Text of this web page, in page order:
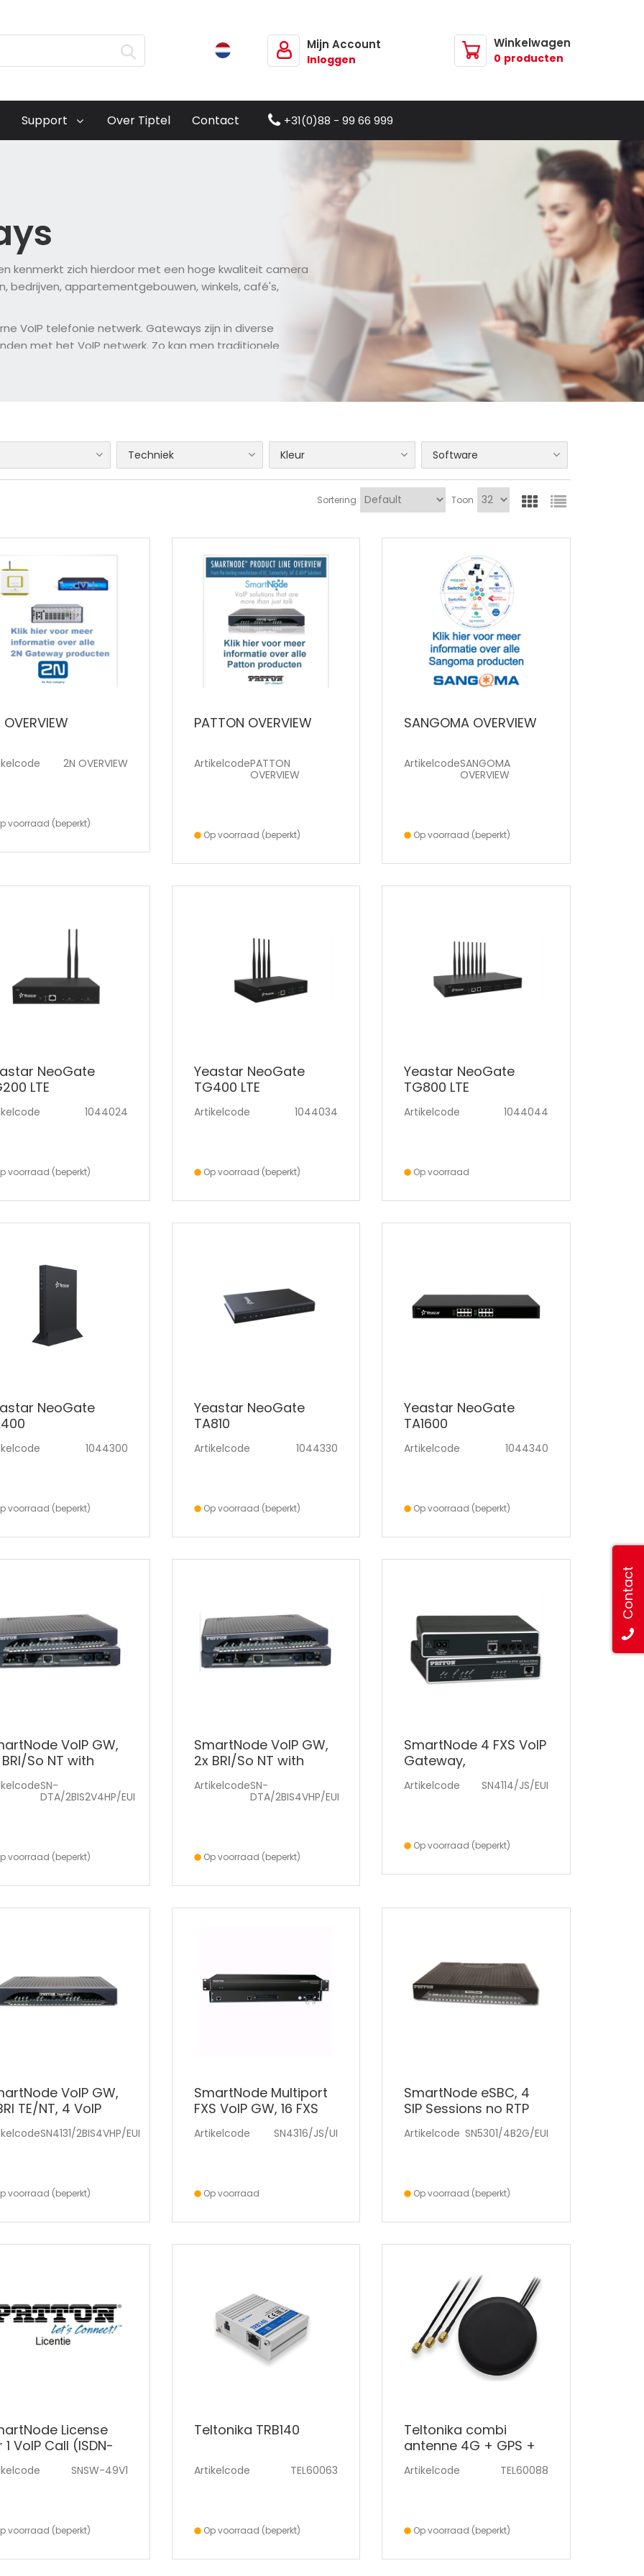
Mijn Account
Inloggen
Winkelwagen
0 producten
Support Over Tiptel Contact +31(0)88 - 99 66 999
kenmerkt zich hierdoor met een hoge kwaliteit camera
bedrijven, appartementgebouwen, winkels, café's,
VoIP telefonie netwerk. Gateways zijn in diverse
met het VoIP netwerk. Zo kan men traditionele
aansluiten op VoIP. Men kan echter een VoIP netwerk
worden als fallback als de internet aansluiting door b.v.
Techniek Kleur Software
Sortering Toon
OVERVIEW
2N OVERVIEW
voorraad (beperkt)
PATTON OVERVIEW
ArtikelcodePATTON
OVERVIEW
Op voorraad (beperkt)
SANGOMA OVERVIEW
ArtikelcodeSANGOMA
OVERVIEW
Op voorraad (beperkt)
NeoGate
LTE
1044024
voorraad (beperkt)
Yeastar NeoGate
TG400 LTE
Artikelcode 1044034
Op voorraad (beperkt)
Yeastar NeoGate
TG800 LTE
Artikelcode 1044044
Op voorraad
NeoGate
1044300
voorraad (beperkt)
Yeastar NeoGate
TA810
Artikelcode 1044330
Op voorraad (beperkt)
Yeastar NeoGate
TA1600
Artikelcode 1044340
Op voorraad (beperkt)
VoIP GW,
So NT with
C
SN-
DTA/2BIS2V4HP/EUI
voorraad (beperkt)
SmartNode VoIP GW,
2x BRI/So NT with
VoIP C
ArtikelcodeSN-
DTA/2BIS4VHP/EUI
Op voorraad (beperkt)
SmartNode 4 FXS VoIP
Gateway,
1x10/100baseT, H.323
and SIP,
Artikelcode SN4114/JS/EUI
Op voorraad (beperkt)
VoIP GW,
TE/NT, 4 VoIP
or 4 SIP-SIP c
SN4131/2BIS4VHP/EUI
voorraad (beperkt)
SmartNode Multiport
FXS VoIP GW, 16 FXS
ports presented on R
Artikelcode SN4316/JS/UI
Op voorraad
SmartNode eSBC, 4
SIP Sessions no RTP
transcoding (SIP b2b
U
Artikelcode SN5301/4B2G/EUI
Op voorraad (beperkt)
License
1 VoIP Call (ISDN-
SNSW-49V1
voorraad (beperkt)
Teltonika TRB140
Artikelcode TEL60063
Op voorraad (beperkt)
Teltonika combi
antenne 4G + GPS +
Artikelcode TEL60088
Op voorraad (beperkt)
Contact